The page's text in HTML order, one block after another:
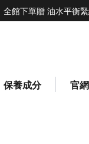
全館下單贈 油水平衡
保養成分 官